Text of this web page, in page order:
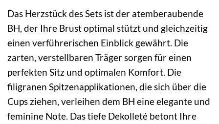
Das Herzstück des Sets ist der atemberaubende
BH, der Ihre Brust optimal stützt und gleichzeitig
einen verführerischen Einblick gewährt. Die
zarten, verstellbaren Träger sorgen für einen
perfekten Sitz und optimalen Komfort. Die
filigranen Spitzenapplikationen, die sich über die
Cups ziehen, verleihen dem BH eine elegante und
feminine Note. Das tiefe Dekolleté betont Ihre